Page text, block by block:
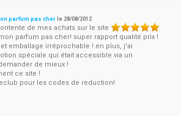
parfum pas cher le 28/08/2012
de mes achats sur le site
parfum pas cher! super rapport qualité prix !
emballage irréprochable ! en plus, j'ai
spéciale qui était accessible via un
de mieux !
ce site !
pour les codes de reduction!